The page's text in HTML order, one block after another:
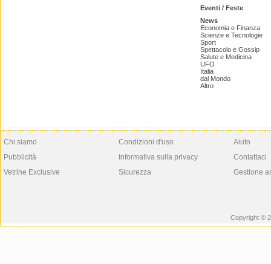
Eventi / Feste
News
Economia e Finanza
Scienze e Tecnologie
Sport
Spettacolo e Gossip
Salute e Medicina
UFO
Italia
dal Mondo
Altro
Chi siamo
Pubblicità
Vetrine Exclusive
Condizioni d'uso
Informativa sulla privacy
Sicurezza
Aiuto
Contattaci
Gestione
Copyright ©